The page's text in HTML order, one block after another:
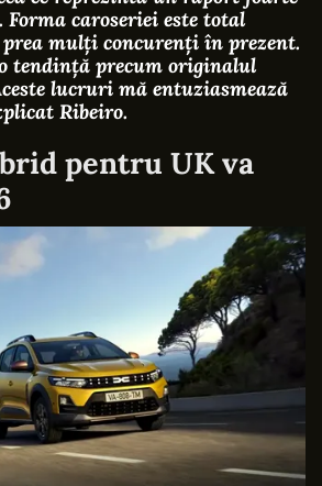
caroseriei este total
mulți concurenți în prezent.
tendință precum originalul
lucruri mă entuziasmează
Ribeiro.
pentru UK va